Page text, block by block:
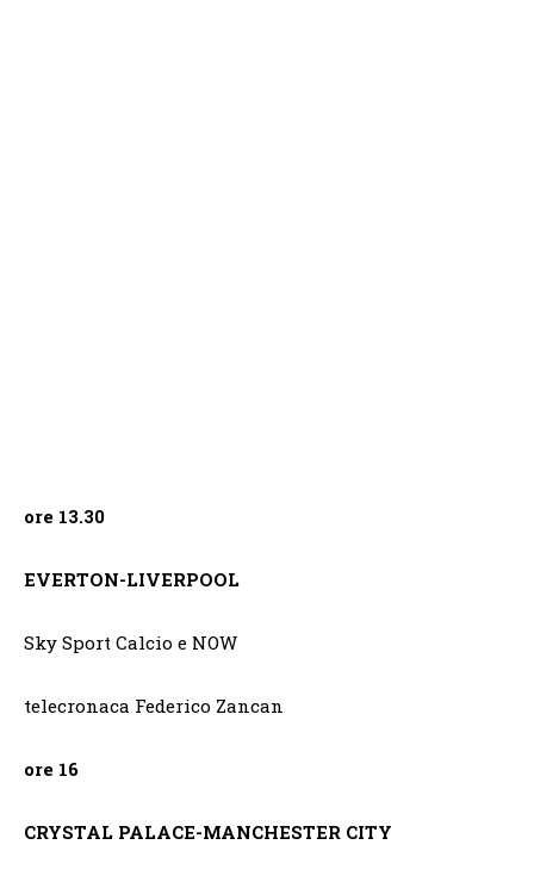
ore 13.30
EVERTON-LIVERPOOL
Sky Sport Calcio e NOW
telecronaca Federico Zancan
ore 16
CRYSTAL PALACE-MANCHESTER CITY